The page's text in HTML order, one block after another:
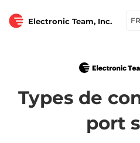
Electronic Team, Inc. FR
Types de
port